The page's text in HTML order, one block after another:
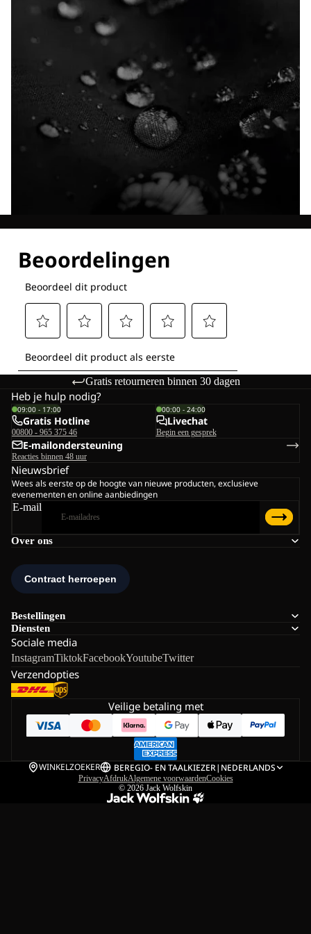
Gratis retourneren binnen 30 dagen
Over ons
Bestellingen
Diensten
Sociale media
InstagramTiktokFacebookYoutubeTwitter
Verzendopties
Heb je hulp nodig?
09:00 - 17:00
Gratis Hotline
00800 - 965 375 46
00:00 - 24:00
Livechat
Begin een gesprek
E-mailondersteuning
Reacties binnen 48 uur
Nieuwsbrief
Wees als eerste op de hoogte van nieuwe producten, exclusieve
evenementen en online aanbiedingen
E-mail
Veilige betaling met
WINKELZOEKER BEREGIO- EN TAALKIEZER| NEDERLANDS
PrivacyAfdrukAlgemene voorwaardenCookies
© 2026 Jack Wolfskin